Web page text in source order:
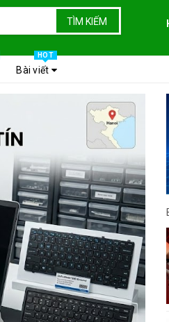
TÌM KIẾM
Bài viết
HOT